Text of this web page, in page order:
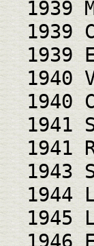
1939
1939
1939
1940
1940
1941
1941
1943
1944
1945
1946